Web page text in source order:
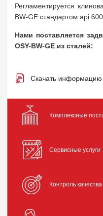
Регламентируется
BW-GE стандартом api 600.
Нами поставляется
OSY-BW-GE из сталей:
Скачать информацию
Комплексные
Сервисные услуги
Контроль качества